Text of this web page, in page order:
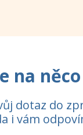
na
dotaz do
i vám